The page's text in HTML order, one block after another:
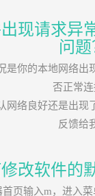
现请求异
问题
是你的本地网络出
否正常连
网络良好还是出现
反馈给
改软件的
首页输入m，进入